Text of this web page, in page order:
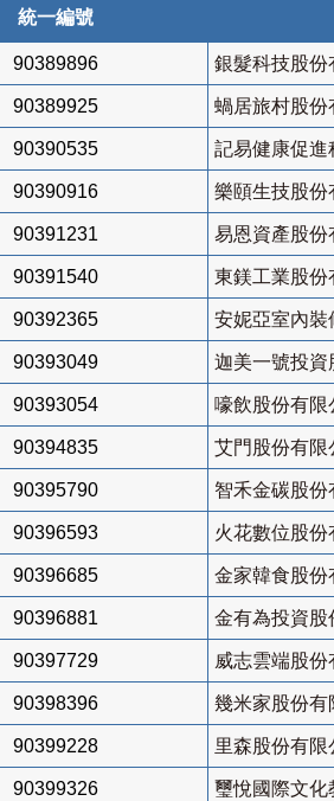
統一編號
90389896 銀髮科技股份
90389925 蝸居旅村股份
90390535 記易健康促進
90390916 樂頤生技股份
90391231 易恩資產股份
90391540 東鎂工業股份
90392365 安妮亞室內裝
90393049 迦美一號投資
90393054 嚎飲股份有限
90394835 艾門股份有限
90395790 智禾金碳股份
90396593 火花數位股份
90396685 金家韓食股份
90396881 金有為投資股
90397729 威志雲端股份
90398396 幾米家股份有
90399228 里森股份有限
90399326 璽悅國際文化